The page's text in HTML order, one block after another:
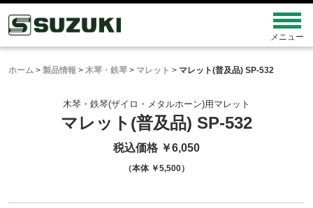
ホーム > 製品情報 > 木琴・鉄琴 > マレット > マレット(普及品) SP-532
木琴・鉄琴(ザイロ・メタルホーン)用マレット
マレット(普及品) SP-532
税込価格 ￥6,050
（本体 ￥5,500）